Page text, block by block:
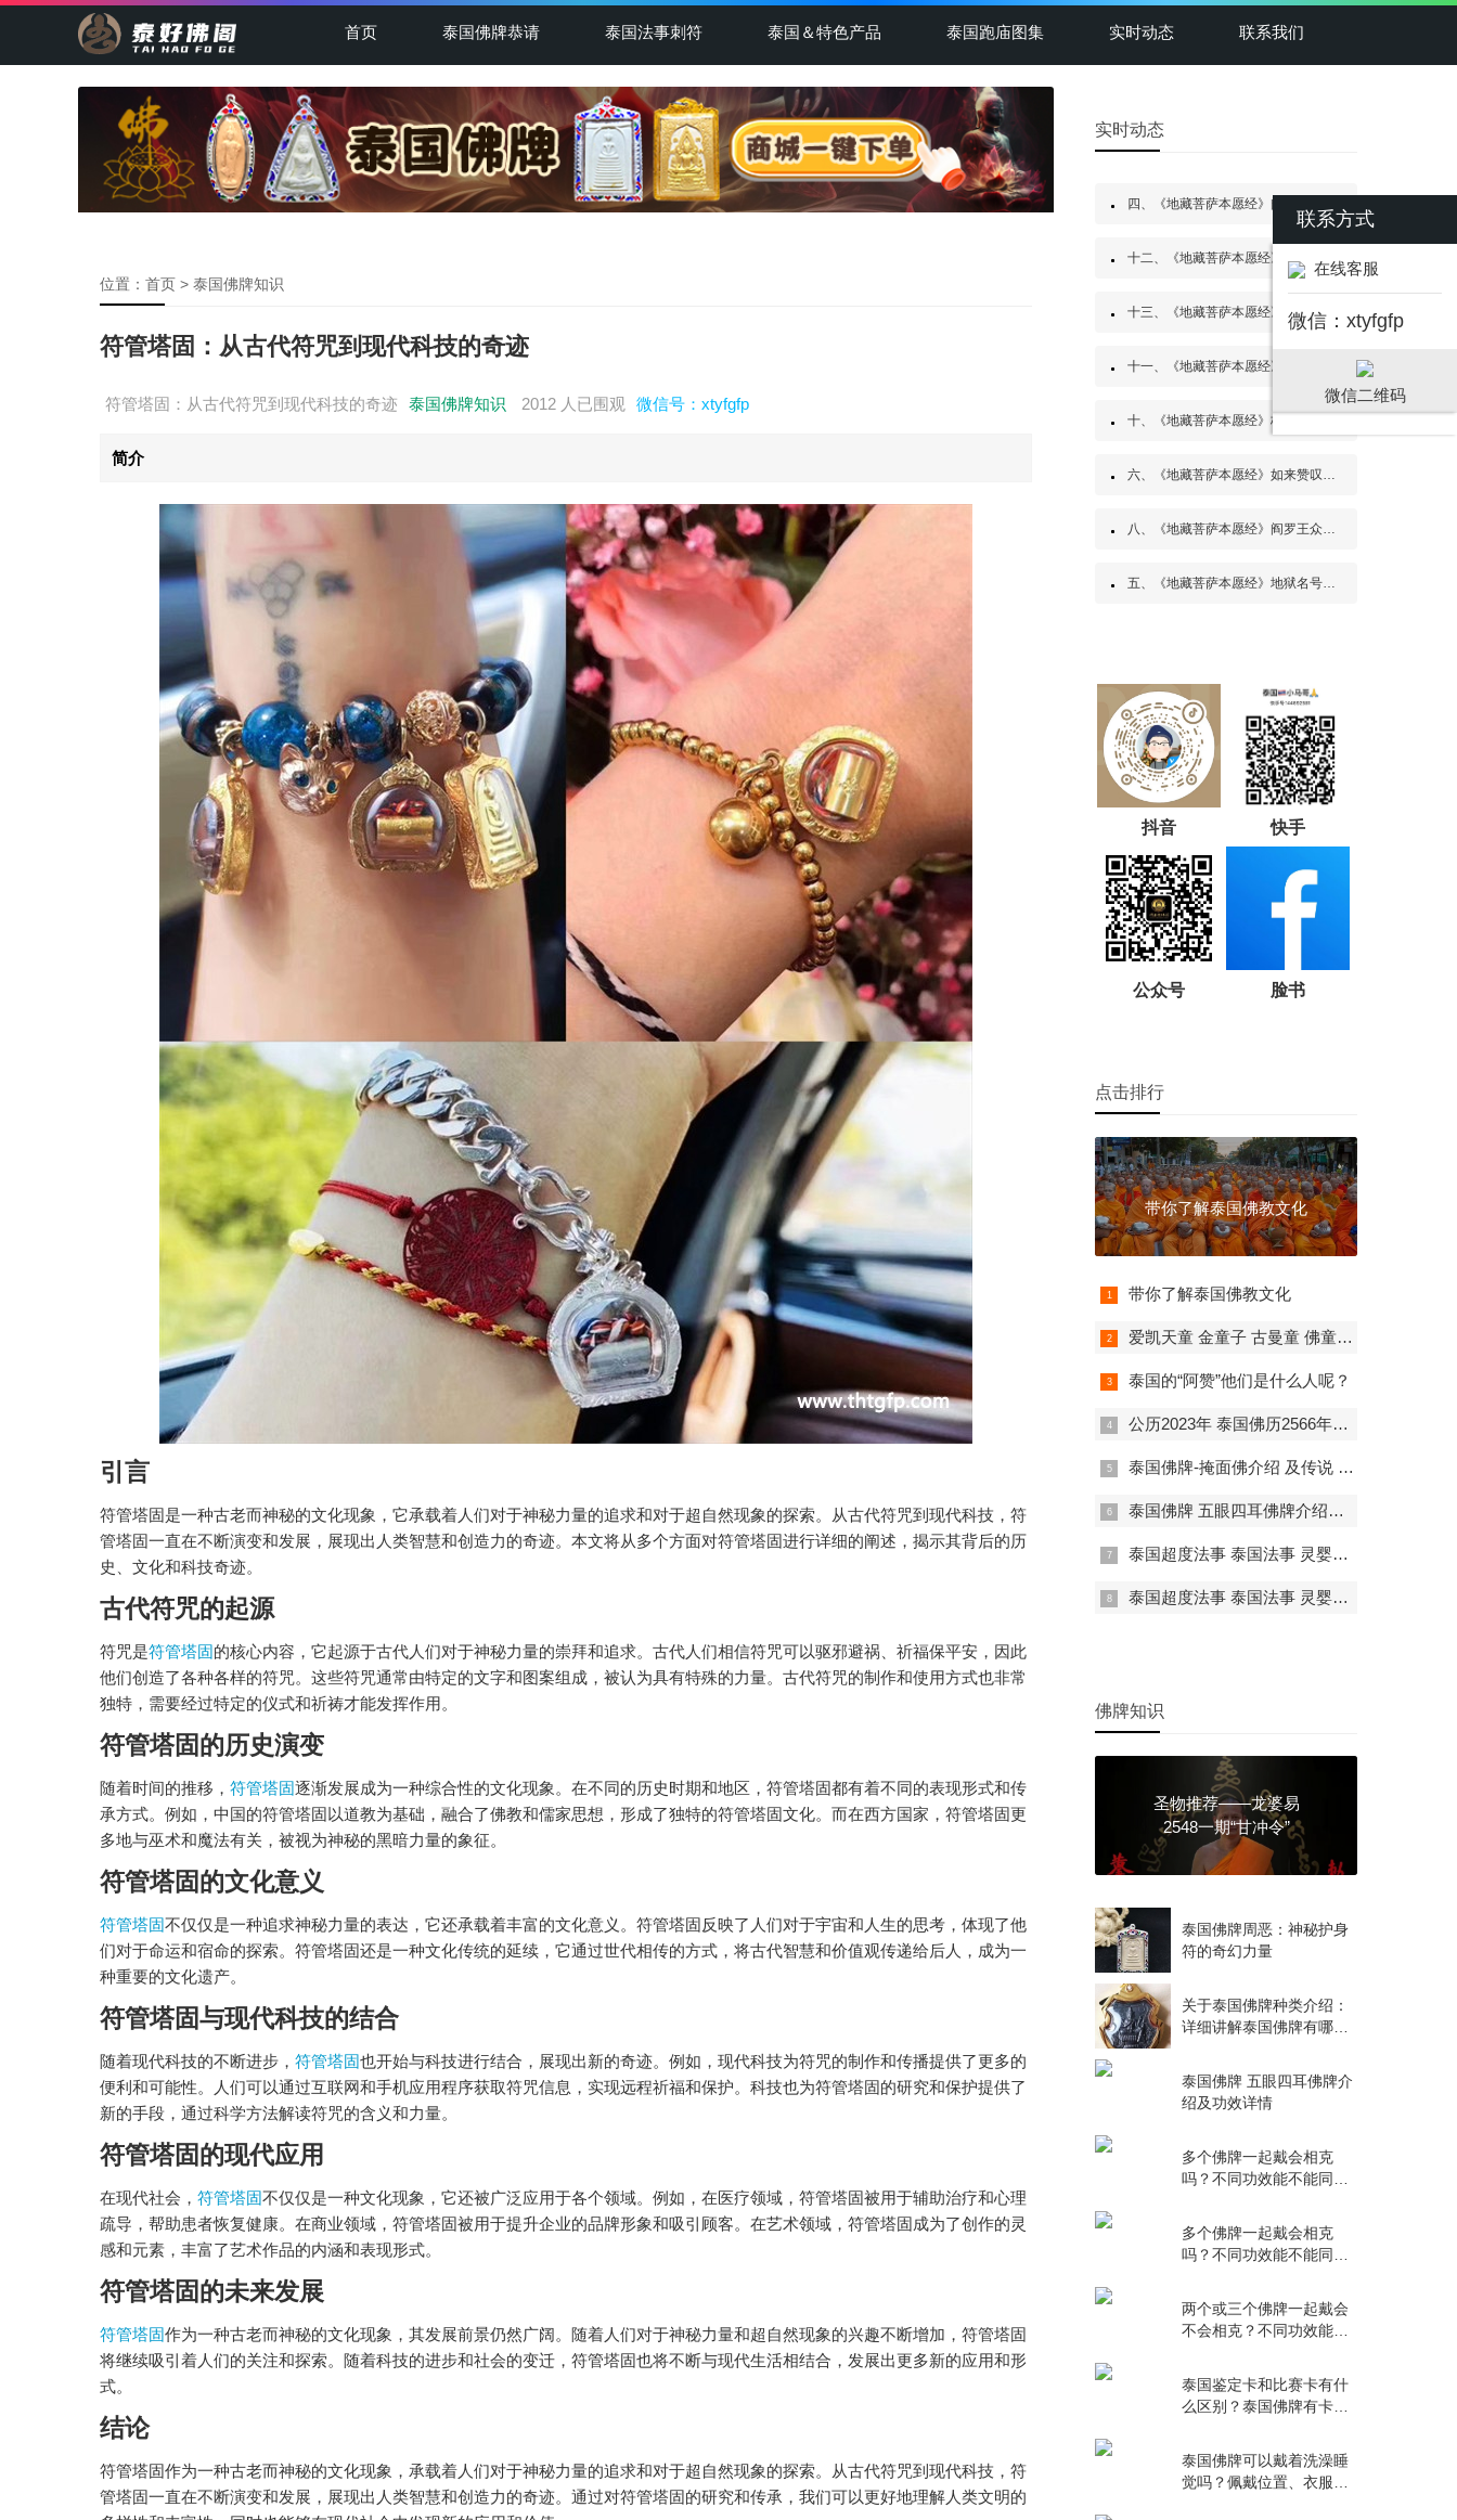
首页 泰国佛牌恭请 泰国法事刺符 泰国＆特色产品 泰国跑庙图集 实时动态 联系我们
位置： 首页 > 泰国佛牌知识
符管塔固：从古代符咒到现代科技的奇迹
符管塔固：从古代符咒到现代科技的奇迹 泰国佛牌知识 2012 人已围观 微信号：xtyfgfp
简介
引言
符管塔固是一种古老而神秘的文化现象，它承载着人们对于神秘力量的追求和对于超自然现象的探索。从古代符咒到现代科技，符
管塔固一直在不断演变和发展，展现出人类智慧和创造力的奇迹。本文将从多个方面对符管塔固进行详细的阐述，揭示其背后的历
史、文化和科技奇迹。
古代符咒的起源
符咒是符管塔固 的核心内容，它起源于古代人们对于神秘力量的崇拜和追求。古代人们相信符咒可以驱邪避祸、祈福保平安，因此
他们创造了各种各样的符咒。这些符咒通常由特定的文字和图案组成，被认为具有特殊的力量。古代符咒的制作和使用方式也非常
独特，需要经过特定的仪式和祈祷才能发挥作用。
符管塔固的历史演变
随着时间的推移， 符管塔固逐渐发展成为一种综合性的文化现象。在不同的历史时期和地区，符管塔固都有着不同的表现形式和传
承方式。例如，中国的符管塔固以道教为基础，融合了佛教和儒家思想，形成了独特的符管塔固文化。而在西方国家，符管塔固更
多地与巫术和魔法有关，被视为神秘的黑暗力量的象征。
符管塔固的文化意义
符管塔固不仅仅是一种追求神秘力量的表达，它还承载着丰富的文化意义。符管塔固反映了人们对于宇宙和人生的思考，体现了他
们对于命运和宿命的探索。符管塔固还是一种文化传统的延续，它通过世代相传的方式，将古代智慧和价值观传递给后人，成为一
种重要的文化遗产。
符管塔固与现代科技的结合
随着现代科技的不断进步， 符管塔固也开始与科技进行结合，展现出新的奇迹。例如，现代科技为符咒的制作和传播提供了更多的
便利和可能性。人们可以通过互联网和手机应用程序获取符咒信息，实现远程祈福和保护。科技也为符管塔固的研究和保护提供了
新的手段，通过科学方法解读符咒的含义和力量。
符管塔固的现代应用
在现代社会， 符管塔固不仅仅是一种文化现象，它还被广泛应用于各个领域。例如，在医疗领域，符管塔固被用于辅助治疗和心理
疏导，帮助患者恢复健康。在商业领域，符管塔固被用于提升企业的品牌形象和吸引顾客。在艺术领域，符管塔固成为了创作的灵
感和元素，丰富了艺术作品的内涵和表现形式。
符管塔固的未来发展
符管塔固作为一种古老而神秘的文化现象，其发展前景仍然广阔。随着人们对于神秘力量和超自然现象的兴趣不断增加，符管塔固
将继续吸引着人们的关注和探索。随着科技的进步和社会的变迁，符管塔固也将不断与现代生活相结合，发展出更多新的应用和形
式。
结论
符管塔固作为一种古老而神秘的文化现象，承载着人们对于神秘力量的追求和对于超自然现象的探索。从古代符咒到现代科技，符
管塔固一直在不断演变和发展，展现出人类智慧和创造力的奇迹。通过对符管塔固的研究和传承，我们可以更好地理解人类文明的
实时动态
四、《地藏菩萨本愿经》阎浮众生业感品第四
十二、《地藏菩萨本愿经》见闻利益品第十二
十三、《地藏菩萨本愿经》嘱累人天品第十三
十一、《地藏菩萨本愿经》地神护法品第十一
十、《地藏菩萨本愿经》校量布施功德缘品第十
六、《地藏菩萨本愿经》如来赞叹品第六
八、《地藏菩萨本愿经》阎罗王众赞叹品第八
五、《地藏菩萨本愿经》地狱名号品第五
抖音 快手
公众号 脸书
点击排行
带你了解泰国佛教文化
带你了解泰国佛教文化
爱凯天童 金童子 古曼童 佛童子 泰国佛牌 超强招财 人缘事业成愿
泰国的“阿赞”他们是什么人呢？
公历2023年 泰国佛历2566年佛日表
泰国佛牌-掩面佛介绍 及传说 禁忌介绍
泰国佛牌 五眼四耳佛牌介绍及功效详情
泰国超度法事 泰国法事 灵婴超度 一对一法事
泰国超度法事 泰国法事 灵婴超度 一对一法事 堕胎婴灵的超度方式有哪些
佛牌知识
圣物推荐——龙婆易
2548一期“甘冲令”
泰国佛牌周恶：神秘护身
符的奇幻力量
关于泰国佛牌种类介绍：
详细讲解泰国佛牌有哪些
泰国佛牌 五眼四耳佛牌介
绍及功效详情
多个佛牌一起戴会相克
吗？不同功效能不能同时
多个佛牌一起戴会相克
吗？不同功效能不能同时
两个或三个佛牌一起戴会
不会相克？不同功效能不
泰国鉴定卡和比赛卡有什
么区别？泰国佛牌有卡不
泰国佛牌可以戴着洗澡睡
觉吗？佩戴位置、衣服内
联系方式
在线客服
微信：xtyfgfp
微信二维码